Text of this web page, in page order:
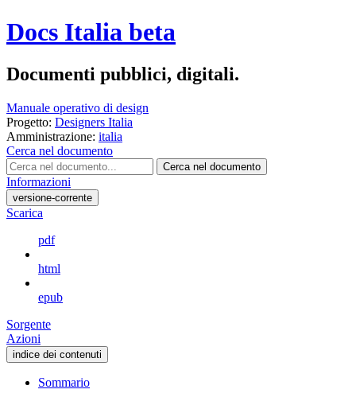
Docs Italia beta
Documenti pubblici, digitali.
Manuale operativo di design
Progetto: Designers Italia
Amministrazione: italia
Cerca nel documento
Cerca nel documento
Informazioni
versione-corrente
Scarica
pdf
html
epub
Sorgente
Azioni
indice dei contenuti
Sommario